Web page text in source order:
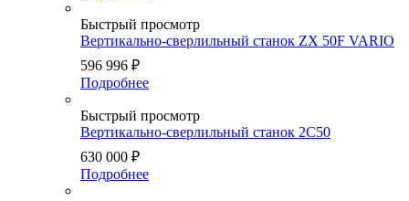
Быстрый просмотр
Вертикально-сверлильный станок ZX 50F VARIO
596 996 ₽
Подробнее
Быстрый просмотр
Вертикально-сверлильный станок 2С50
630 000 ₽
Подробнее